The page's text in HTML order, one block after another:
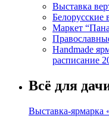
Выставка
Белорусские
Маркет
Handmade
расписание
Всё для
Выставка-ярмарка